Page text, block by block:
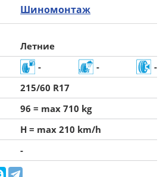
Шиномонтаж
Летние
- -
-
215/60 R17
96 = max 710 kg
H = max 210 km/h
-